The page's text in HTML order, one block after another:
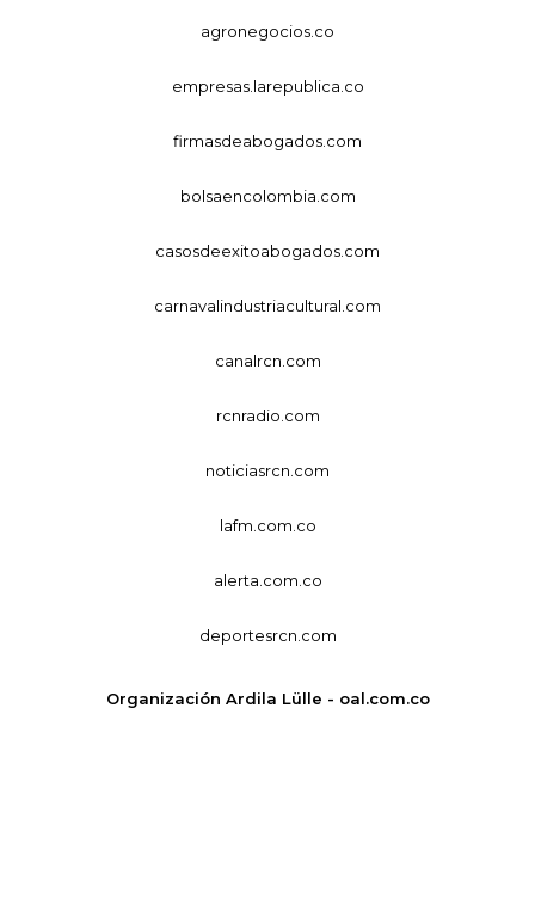
agronegocios.co
empresas.larepublica.co
firmasdeabogados.com
bolsaencolombia.com
casosdeexitoabogados.com
carnavalindustriacultural.com
canalrcn.com
rcnradio.com
noticiasrcn.com
lafm.com.co
alerta.com.co
deportesrcn.com
Organización Ardila Lülle - oal.com.co